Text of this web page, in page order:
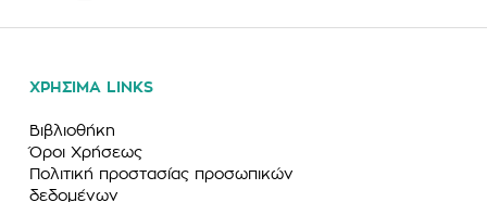
ΧΡΗΣΙΜΑ LINKS
Βιβλιοθήκη
Όροι Χρήσεως
Πολιτική προστασίας προσωπικών
δεδομένων